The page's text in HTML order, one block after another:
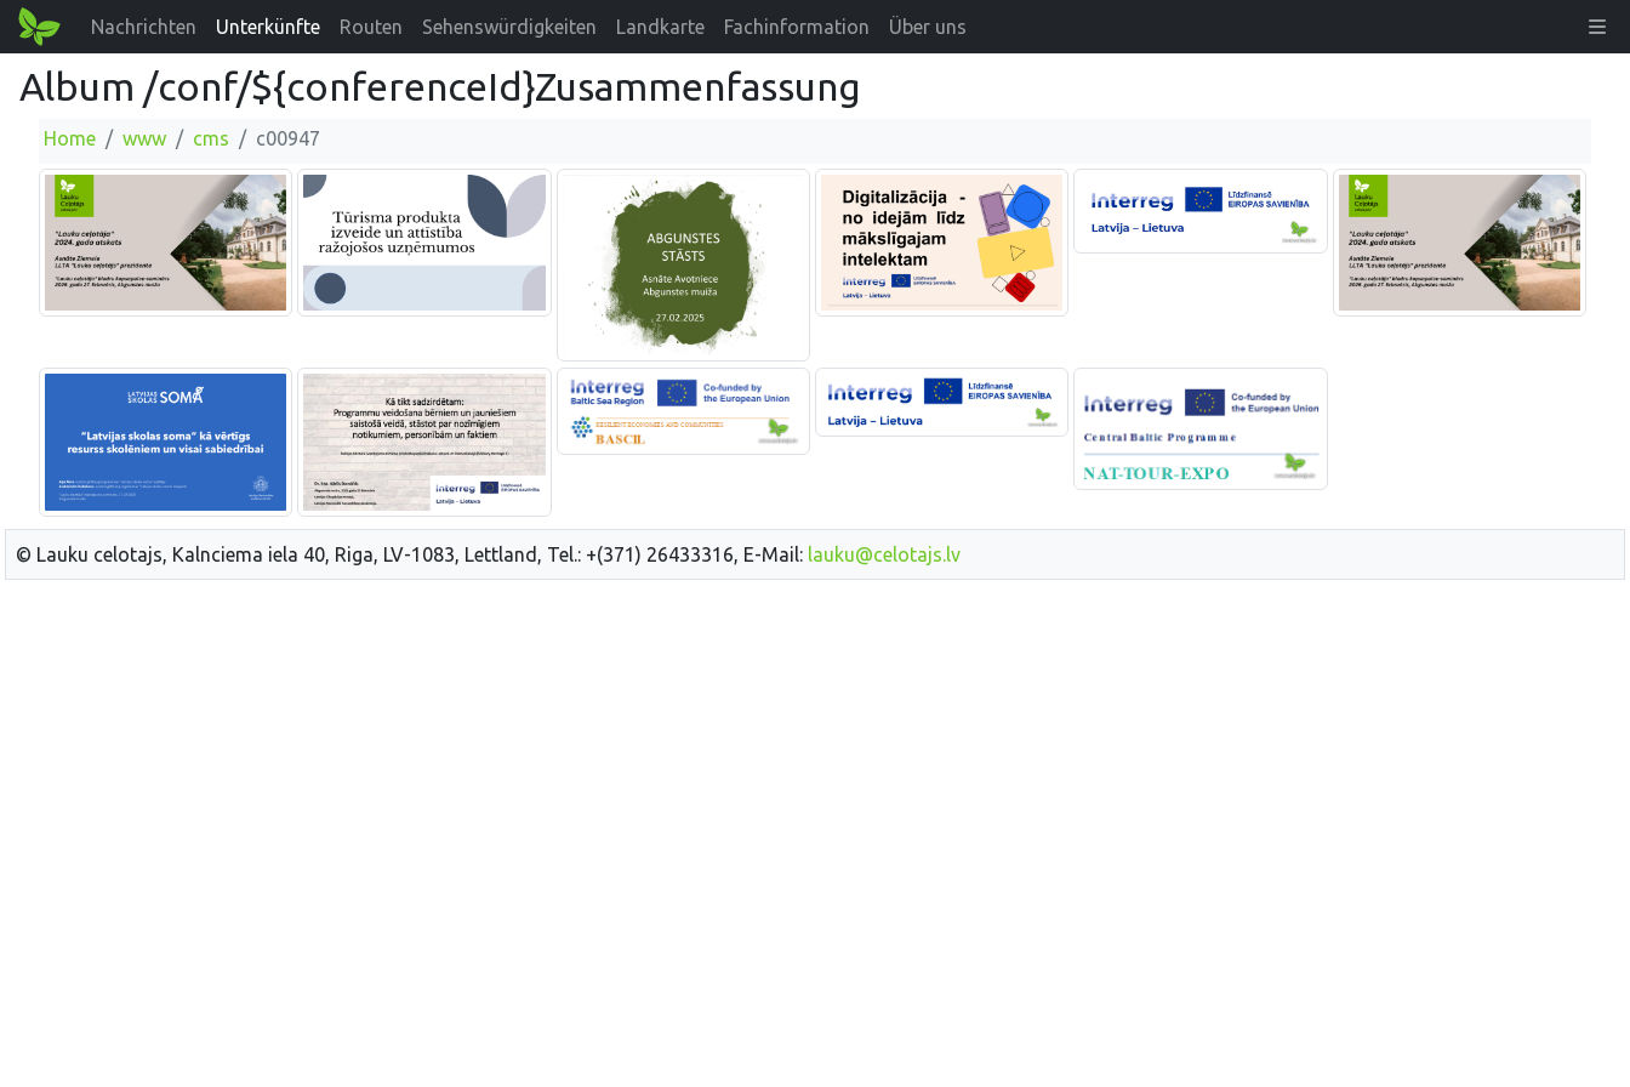
Nachrichten Unterkünfte Routen Sehenswürdigkeiten Landkarte Fachinformation Über uns
Album /conf/${conferenceId}Zusammenfassung
Home www cms c00947
© Lauku celotajs, Kalnciema iela 40, Riga, LV-1083, Lettland, Tel.: +(371) 26433316, E-Mail: lauku@celotajs.lv